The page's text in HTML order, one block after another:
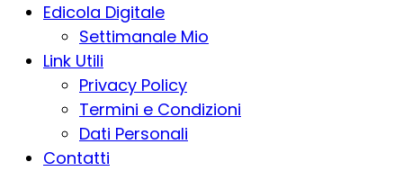
Edicola Digitale
Settimanale Mio
Link Utili
Privacy Policy
Termini e Condizioni
Dati Personali
Contatti